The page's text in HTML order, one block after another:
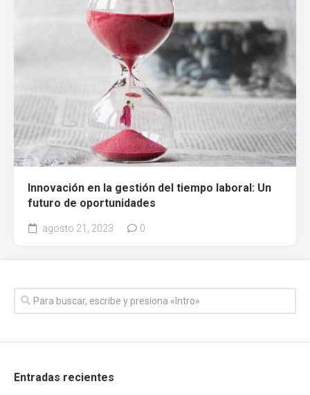
Innovación en la gestión del tiempo laboral: Un
futuro de oportunidades
agosto 21, 2023 0
Entradas recientes